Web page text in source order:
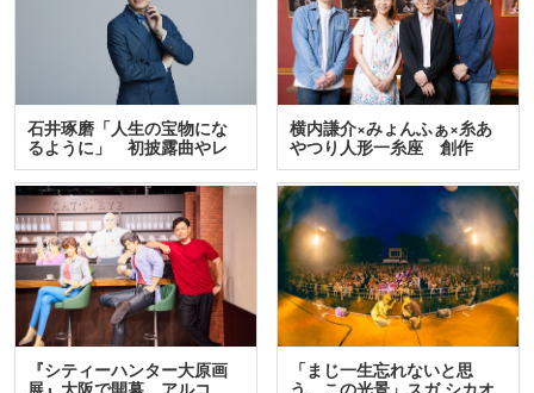
石井琢磨「人生の宝物にな
るように」 初披露曲やレ
ア…
横内謙介×みょんふぁ×糸あ
やつり人形一糸座 創作
人…
『シティーハンター大原画
展』大阪で開幕、アルコ
「まじ一生忘れないと思
う、この光景」スガ シカオ